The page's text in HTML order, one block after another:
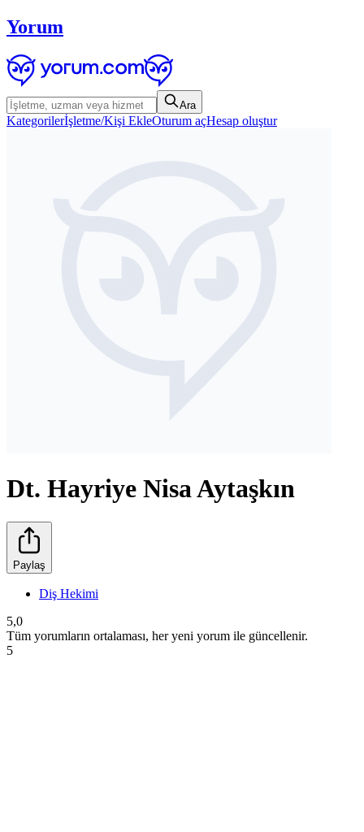
Yorum
Ara
Kategorilerİşletme/Kişi EkleOturum açHesap oluştur
Dt. Hayriye Nisa Aytaşkın
Paylaş
Diş Hekimi
5,0
Tüm yorumların ortalaması, her yeni yorum ile güncellenir.
5